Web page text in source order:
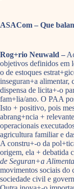
ASACom – Que
Rog+rio Neuwald –
objetivos definidos em
o de estoques
inseguran+a alimentar,
dispensa de licita+-o
fam+lia/ano. O PAA
Isto + positivo, pois
abrang+ncia +
operacionais
agricultura familiar e
A constru+-o da
origem, ela + debatida
de Seguran+a
movimentos sociais do
sociedade civil e